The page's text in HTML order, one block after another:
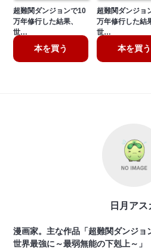
超難関ダンジョンで10
万年修行した結果、
世…
本を買う
超難関ダンジョ
万年修行した結
世…
本を買う
日月アス
漫画家。主な作品「超難関ダンジョ
世界最強に～最弱無能の下剋上～」